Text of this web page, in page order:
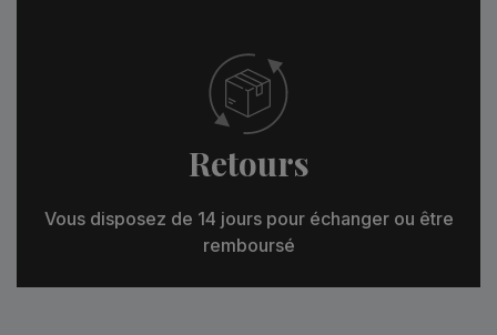
Retours
Vous disposez de 14 jours pour échanger ou être
remboursé